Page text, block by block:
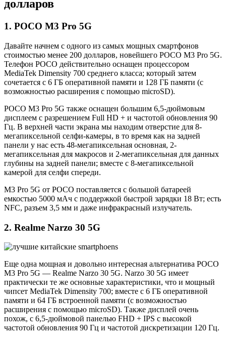
долларов
1. POCO M3 Pro 5G
Давайте начнем с одного из самых мощных смартфонов
стоимостью менее 200 долларов, новейшего POCO M3 Pro 5G.
Телефон POCO действительно оснащен процессором
MediaTek Dimensity 700 среднего класса; который затем
сочетается с 6 ГБ оперативной памяти и 128 ГБ памяти (с
возможностью расширения с помощью microSD).
POCO M3 Pro 5G также оснащен большим 6,5-дюймовым
дисплеем с разрешением Full HD + и частотой обновления 90
Гц. В верхней части экрана мы находим отверстие для 8-
мегапиксельной селфи-камеры, в то время как на задней
панели у нас есть 48-мегапиксельная основная, 2-
мегапиксельная для макросов и 2-мегапиксельная для данных
глубины на задней панели; вместе с 8-мегапиксельной
камерой для селфи спереди.
M3 Pro 5G от POCO поставляется с большой батареей
емкостью 5000 мАч с поддержкой быстрой зарядки 18 Вт; есть
NFC, разъем 3,5 мм и даже инфракрасный излучатель.
2. Realme Narzo 30 5G
Еще одна мощная и довольно интересная альтернатива POCO
M3 Pro 5G — Realme Narzo 30 5G. Narzo 30 5G имеет
практически те же основные характеристики, что и мощный
чипсет MediaTek Dimensity 700; вместе с 6 ГБ оперативной
памяти и 64 ГБ встроенной памяти (с возможностью
расширения с помощью microSD). Также дисплей очень
похож, с 6,5-дюймовой панелью FHD + IPS с высокой
частотой обновления 90 Гц и частотой дискретизации 120 Гц.